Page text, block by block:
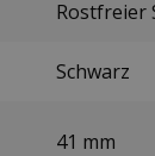
Rostfreier
Schwarz
41 mm